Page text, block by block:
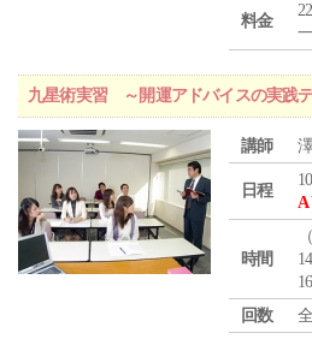
料金
九星術実習 ～開運アドバイスの実践
講師
日程
A
時間
（
回数